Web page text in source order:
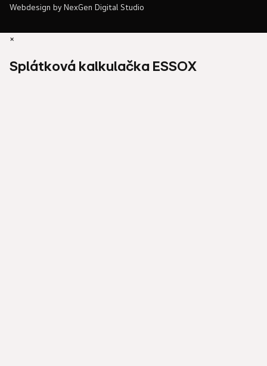
Webdesign by NexGen Digital Studio
×
Splátková kalkulačka ESSOX